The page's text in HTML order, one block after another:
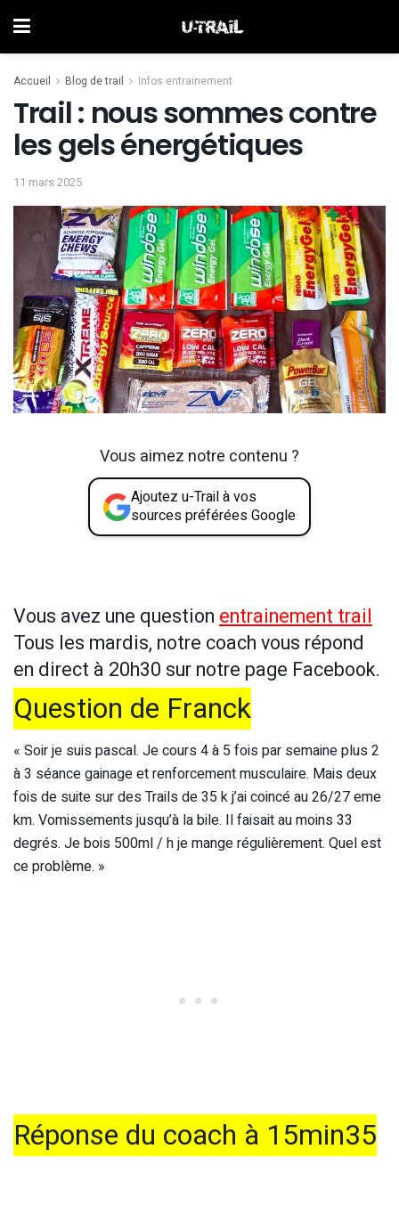
Accueil Blog de trail Infos entrainement
Trail : nous sommes contre
les gels énergétiques
11 mars 2025
Vous aimez notre contenu ?
Ajoutez u-Trail à vos
sources préférées Google
Vous avez une question entrainement trail
Tous les mardis, notre coach vous répond
en direct à 20h30 sur notre page Facebook.
Question de Franck
« Soir je suis pascal. Je cours 4 à 5 fois par semaine plus 2
à 3 séance gainage et renforcement musculaire. Mais deux
fois de suite sur des Trails de 35 k j’ai coincé au 26/27 eme
km. Vomissements jusqu’à la bile. Il faisait au moins 33
degrés. Je bois 500ml / h je mange régulièrement. Quel est
ce problème. »
Réponse du coach à 15min35